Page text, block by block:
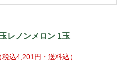
レノンメロン 1玉
税込4,201円・送料込）